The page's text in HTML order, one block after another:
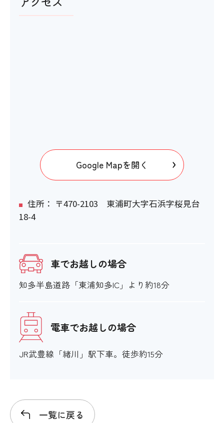
Google Mapを開く
住所： 〒470-2103 東浦町大字石浜字桜見台
18-4
車でお越しの場合
知多半島道路「東浦知多IC」より約18分
電車でお越しの場合
JR武豊線「緒川」駅下車。徒歩約15分
一覧に戻る